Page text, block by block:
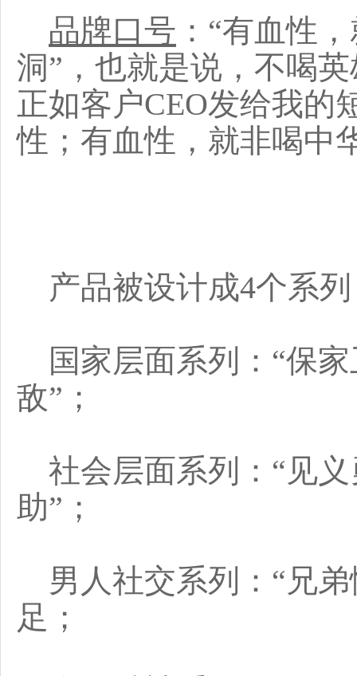
品牌口号 ：“有血性
洞”，也就是说，不喝
正如客户CEO发给我的
性；有血性，就非喝中
产品被设计成4个系
国家层面系列：“保
敌”；
社会层面系列：“见
助”；
男人社交系列：“兄
足；